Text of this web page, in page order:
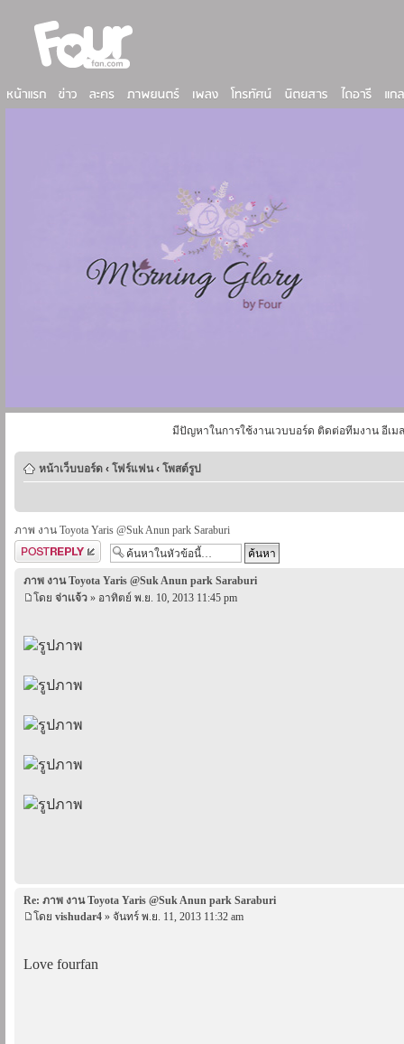
มีปัญหาในการใช้งานเวบบอร์ด ติดต่อทีมงาน อีเม
หน้าเว็บบอร์ด ‹ โฟร์แฟน ‹ โพสต์รูป
ภาพ งาน Toyota Yaris @Suk Anun park Saraburi
ตอบกระทู้
ภาพ งาน Toyota Yaris @Suk Anun park Saraburi
โดย จ่าเเจ้ว » อาทิตย์ พ.ย. 10, 2013 11:45 pm
Re: ภาพ งาน Toyota Yaris @Suk Anun park Saraburi
โดย vishudar4 » จันทร์ พ.ย. 11, 2013 11:32 am
Love fourfan